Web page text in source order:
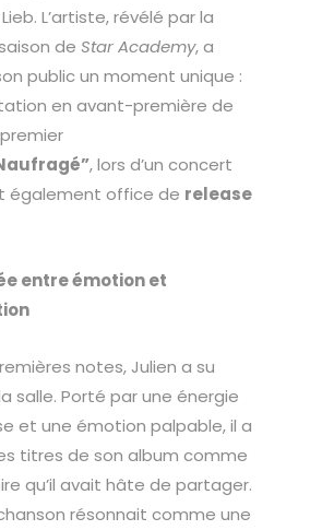
L’artiste, révélé par la
de Star Academy, a
public un moment unique :
en avant-première de
, lors d’un concert
également office de release
entre émotion et
notes, Julien a su
salle. Porté par une énergie
et une émotion palpable, il a
titres de son album comme
qu’il avait hâte de partager.
résonnait comme une